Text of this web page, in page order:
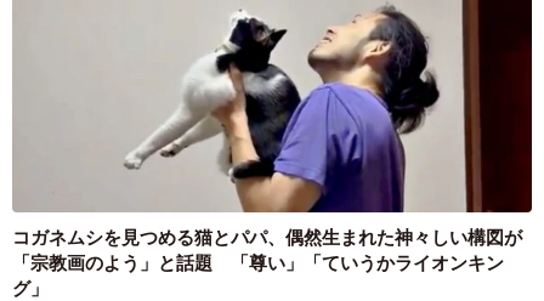
コガネムシを見つめる猫とパパ、偶然生まれた神々しい構図が
「宗教画のよう」と話題 「尊い」「ていうかライオンキン
グ」